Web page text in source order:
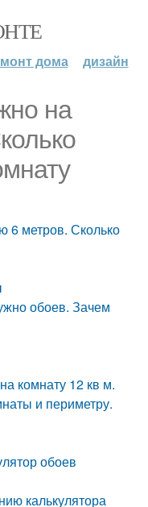
дома дизайн
на
6 метров. Сколько
обоев. Зачем
комнату 12 кв м.
и периметру.
обоев
калькулятора